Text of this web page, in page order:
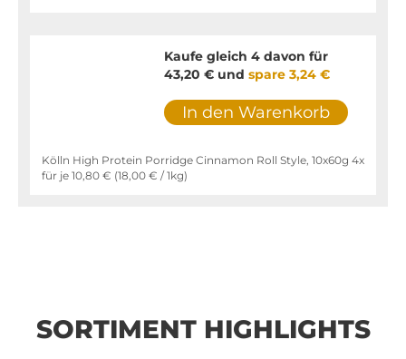
Kaufe gleich 4 davon für
43,20 €und spare 3,24 €
In den Warenkorb
Kölln High Protein Porridge Cinnamon Roll Style, 10x60g 4x
für je 10,80 € (18,00 € / 1kg)
SORTIMENT HIGHLIGHTS